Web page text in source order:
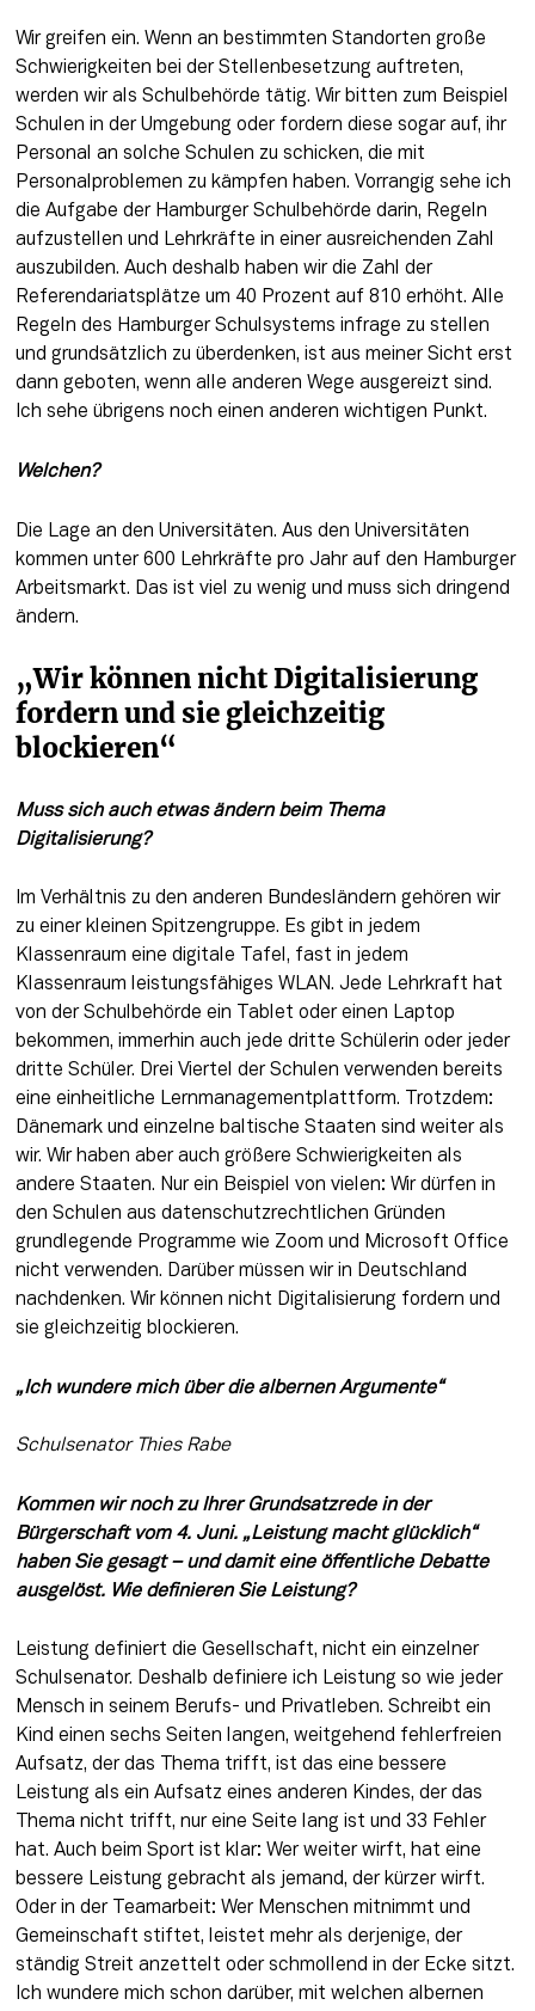
Wir greifen ein. Wenn an bestimmten Standorten große
Schwierigkeiten bei der Stellenbesetzung auftreten,
werden wir als Schulbehörde tätig. Wir bitten zum Beispiel
Schulen in der Umgebung oder fordern diese sogar auf, ihr
Personal an solche Schulen zu schicken, die mit
Personalproblemen zu kämpfen haben. Vorrangig sehe ich
die Aufgabe der Hamburger Schulbehörde darin, Regeln
aufzustellen und Lehrkräfte in einer ausreichenden Zahl
auszubilden. Auch deshalb haben wir die Zahl der
Referendariatsplätze um 40 Prozent auf 810 erhöht. Alle
Regeln des Hamburger Schulsystems infrage zu stellen
und grundsätzlich zu überdenken, ist aus meiner Sicht erst
dann geboten, wenn alle anderen Wege ausgereizt sind.
Ich sehe übrigens noch einen anderen wichtigen Punkt.
Welchen?
Die Lage an den Universitäten. Aus den Universitäten
kommen unter 600 Lehrkräfte pro Jahr auf den Hamburger
Arbeitsmarkt. Das ist viel zu wenig und muss sich dringend
ändern.
„Wir können nicht Digitalisierung
fordern und sie gleichzeitig
blockieren“
Muss sich auch etwas ändern beim Thema
Digitalisierung?
Im Verhältnis zu den anderen Bundesländern gehören wir
zu einer kleinen Spitzengruppe. Es gibt in jedem
Klassenraum eine digitale Tafel, fast in jedem
Klassenraum leistungsfähiges WLAN. Jede Lehrkraft hat
von der Schulbehörde ein Tablet oder einen Laptop
bekommen, immerhin auch jede dritte Schülerin oder jeder
dritte Schüler. Drei Viertel der Schulen verwenden bereits
eine einheitliche Lernmanagementplattform. Trotzdem:
Dänemark und einzelne baltische Staaten sind weiter als
wir. Wir haben aber auch größere Schwierigkeiten als
andere Staaten. Nur ein Beispiel von vielen: Wir dürfen in
den Schulen aus datenschutzrechtlichen Gründen
grundlegende Programme wie Zoom und Microsoft Office
nicht verwenden. Darüber müssen wir in Deutschland
nachdenken. Wir können nicht Digitalisierung fordern und
sie gleichzeitig blockieren.
„Ich wundere mich über die albernen Argumente“
Schulsenator Thies Rabe
Kommen wir noch zu Ihrer Grundsatzrede in der
Bürgerschaft vom 4. Juni. „Leistung macht glücklich“
haben Sie gesagt – und damit eine öffentliche Debatte
ausgelöst. Wie definieren Sie Leistung?
Leistung definiert die Gesellschaft, nicht ein einzelner
Schulsenator. Deshalb definiere ich Leistung so wie jeder
Mensch in seinem Berufs- und Privatleben. Schreibt ein
Kind einen sechs Seiten langen, weitgehend fehlerfreien
Aufsatz, der das Thema trifft, ist das eine bessere
Leistung als ein Aufsatz eines anderen Kindes, der das
Thema nicht trifft, nur eine Seite lang ist und 33 Fehler
hat. Auch beim Sport ist klar: Wer weiter wirft, hat eine
bessere Leistung gebracht als jemand, der kürzer wirft.
Oder in der Teamarbeit: Wer Menschen mitnimmt und
Gemeinschaft stiftet, leistet mehr als derjenige, der
ständig Streit anzettelt oder schmollend in der Ecke sitzt.
Ich wundere mich schon darüber, mit welchen albernen